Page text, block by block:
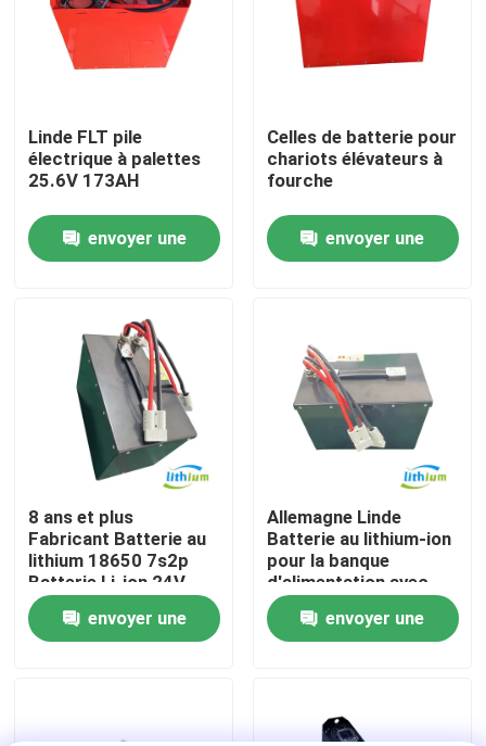
Produits
Au sujet de nous
Visite d'usine
Contrôle de qualité
Demandez une citation
batterie au lithium de chariot élévateur
Lithium électrique Ion Battery de chariot élévateur
Batterie de camion de palette
Linde FLT pile
électrique à palettes
25.6V 173AH
envoyer une
Celles de batterie pour
chariots élévateurs à
fourche
envoyer une
8 ans et plus
Fabricant Batterie au
lithium 18650 7s2p
Batterie Li-ion 24V
60ah
envoyer une
Allemagne Linde
Batterie au lithium-ion
pour la banque
d'alimentation avec
cellule au lithium Eve
envoyer une